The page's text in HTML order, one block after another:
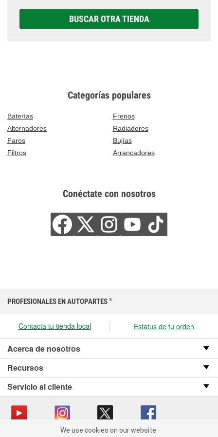
BUSCAR OTRA TIENDA
Categorías populares
Baterías
Frenos
Alternadores
Radiadores
Faros
Bujías
Filtros
Arrancadores
Conéctate con nosotros
We use cookies on our website. By clicking "Accept", you consent
PROFESIONALES EN AUTOPARTES ®
Contacta tu tienda local Estatus de tu orden
Acerca de nosotros
Recursos
Servicio al cliente
We use cookies on our website.